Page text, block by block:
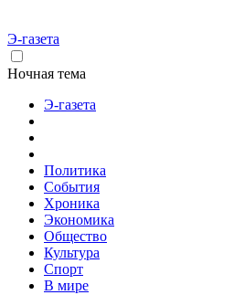
Э-газета
Ночная тема
Э-газета
Политика
События
Хроника
Экономика
Общество
Культура
Спорт
В мире